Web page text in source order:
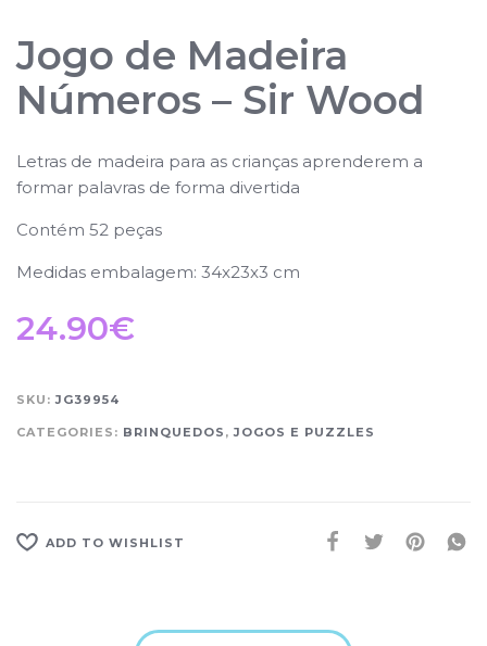
Jogo de Madeira
Números – Sir Wood
Letras de madeira para as crianças aprenderem a
formar palavras de forma divertida
Contém 52 peças
Medidas embalagem: 34x23x3 cm
24.90€
SKU:JG39954
CATEGORIES: BRINQUEDOS ,JOGOS E PUZZLES
ADD TO WISHLIST